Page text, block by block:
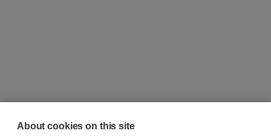
About cookies on this site